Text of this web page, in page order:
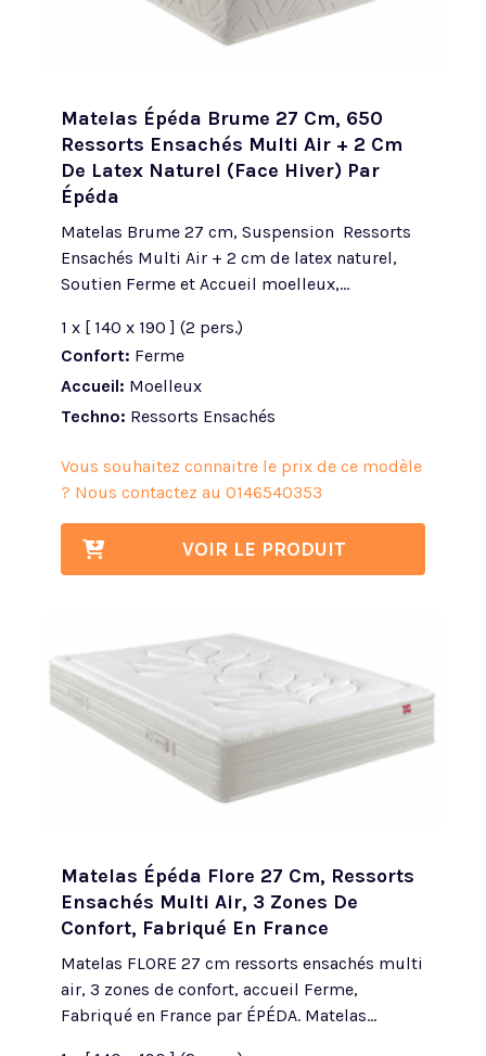
Matelas Épéda Brume 27 Cm, 650
Ressorts Ensachés Multi Air + 2 Cm
De Latex Naturel (face Hiver) Par
Épéda
Matelas Brume 27 cm, Suspension Ressorts
Ensachés Multi Air + 2 cm de latex naturel,
Soutien Ferme et Accueil moelleux,...
1 x [ 140 x 190 ] (2 pers.)
Confort: Ferme
Accueil: Moelleux
Techno: Ressorts Ensachés
Vous souhaitez connaitre le prix de ce modèle
? Nous contactez au 0146540353
VOIR LE PRODUIT
Matelas Épéda Flore 27 Cm, Ressorts
Ensachés Multi Air, 3 Zones De
Confort, Fabriqué En France
Matelas FLORE 27 cm ressorts ensachés multi
air, 3 zones de confort, accueil Ferme,
Fabriqué en France par ÉPÉDA. Matelas...